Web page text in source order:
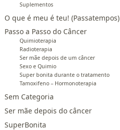
Suplementos
O que é meu é teu! (Passatempos)
Passo a Passo do Câncer
Quimioterapia
Radioterapia
Ser mãe depois de um câncer
Sexo e Quimio
Super bonita durante o tratamento
Tamoxifeno – Hormonoterapia
Sem Categoria
Ser mãe depois do câncer
SuperBonita